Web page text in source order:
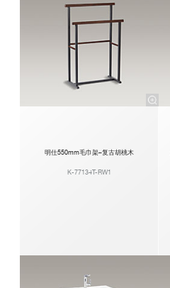
明仕550mm毛巾架–复古胡桃木
K-77134T-RW1